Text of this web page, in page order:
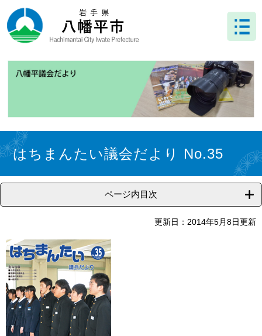
ー
ジ
ニ
ュ
文 はちまんたい議会だより No.35
ページ内目次
更新日：2014年5月8日更新